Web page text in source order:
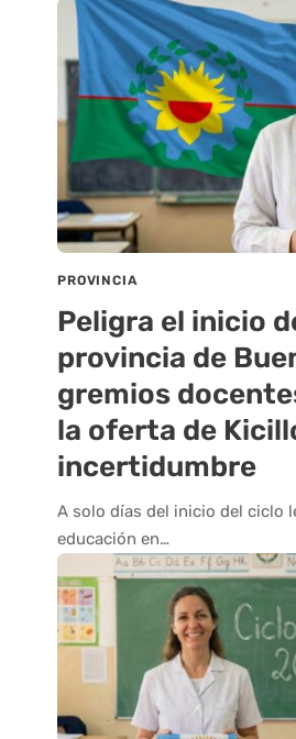
PROVINCIA
Peligra el inicio
provincia de
gremios
la oferta de
incertidumbre
A solo días del inicio del ciclo
educación en…